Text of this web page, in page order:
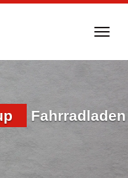
Fahrradladen